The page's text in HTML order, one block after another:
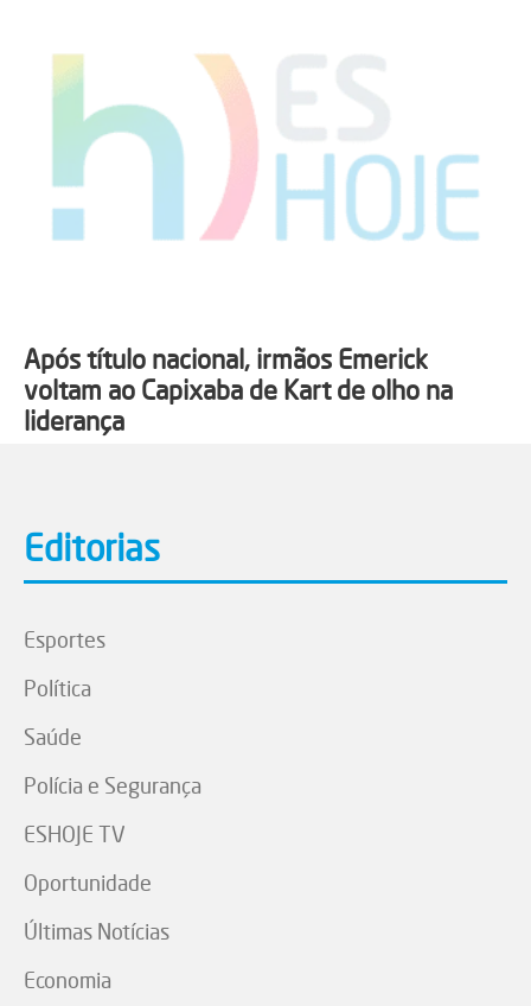
Após título nacional, irmãos Emerick
voltam ao Capixaba de Kart de olho na
liderança
Editorias
Esportes
Política
Saúde
Polícia e Segurança
ESHOJE TV
Oportunidade
Últimas Notícias
Economia